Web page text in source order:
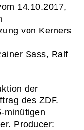
14.10.2017,
von Kerners
Sass, Ralf
der
des ZDF.
minütigen
Producer:
START
02 WAS
03 WER
05
06
Newsletter